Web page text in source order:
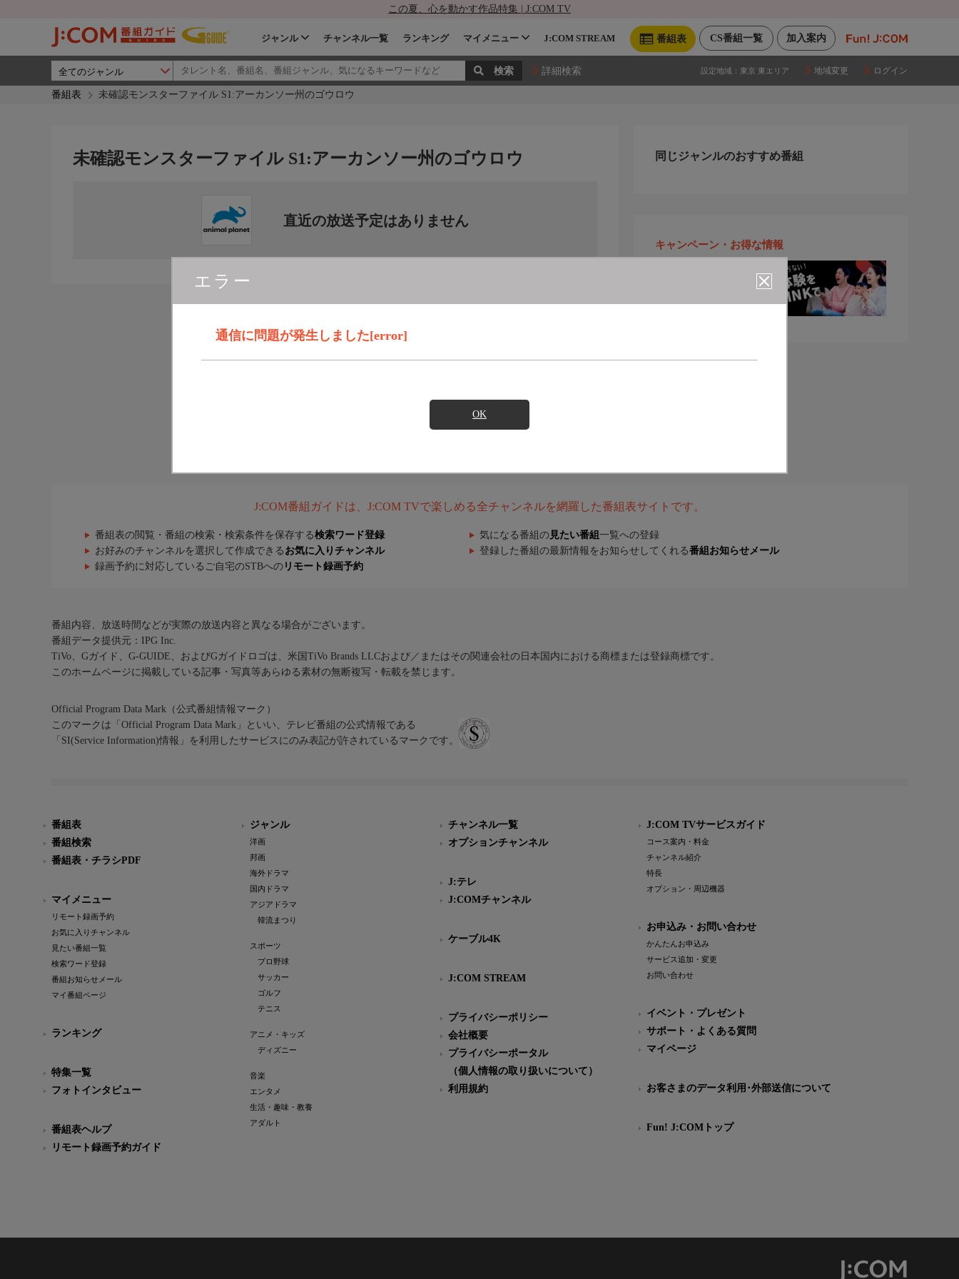
この夏、心を動かす作品特集 | J:COM TV
加入案内
CS番組一覧
番組表
ジャンル チャンネル一覧 ランキング マイメニュー J:COM STREAM
詳細検索 設定地域： 東京 東エリア 地域変更 ログイン
番組表 未確認モンスターファイル S1:アーカンソー州のゴウロウ
エラー
通信に問題が発生しました[error]
OK
未確認モンスターファイル S1:アーカンソー州のゴウロウ
直近の放送予定はありません
同じジャンルのおすすめ番組
キャンペーン・お得な情報
J:COM番組ガイドは、J:COM TVで楽しめる全チャンネルを網羅した番組表サイトです。
番組表の閲覧・番組の検索・検索条件を保存する検索ワード登録 気になる番組の 見たい番組 一覧への登録
お好みのチャンネルを選択して作成できる お気に入りチャンネル 登録した番組の最新情報をお知らせしてくれる番組お知らせメール
録画予約に対応しているご自宅のSTBへの リモート録画予約
番組内容、放送時間などが実際の放送内容と異なる場合がございます。
番組データ提供元：IPG Inc.
TiVo、Gガイド、G-GUIDE、およびGガイドロゴは、米国TiVo Brands LLCおよび／またはその関連会社の日本国内における商標または登録商標です。
このホームページに掲載している記事・写真等あらゆる素材の無断複写・転載を禁じます。
Official Program Data Mark（公式番組情報マーク）
このマークは「Official Program Data Mark」といい、テレビ番組の公式情報である
「SI(Service Information)情報」を利用したサービスにのみ表記が許されているマークです。
番組表
番組検索
番組表・チラシPDF
マイメニュー
リモート録画予約
お気に入りチャンネル
見たい番組一覧
検索ワード登録
番組お知らせメール
マイ番組ページ
ランキング
特集一覧
フォトインタビュー
番組表ヘルプ
リモート録画予約ガイド
ジャンル
洋画
邦画
海外ドラマ
国内ドラマ
アジアドラマ
韓流まつり
スポーツ
プロ野球
サッカー
ゴルフ
テニス
アニメ・キッズ
ディズニー
音楽
エンタメ
生活・趣味・教養
アダルト
チャンネル一覧
オプションチャンネル
J:テレ
J:COMチャンネル
ケーブル4K
J:COM STREAM
プライバシーポリシー
会社概要
プライバシーポータル
（個人情報の取り扱いについて）
利用規約
J:COM TVサービスガイド
コース案内・料金
チャンネル紹介
特長
オプション・周辺機器
お申込み・お問い合わせ
かんたんお申込み
サービス追加・変更
お問い合わせ
イベント・プレゼント
サポート・よくある質問
マイページ
お客さまのデータ利用･外部送信について
Fun! J:COMトップ